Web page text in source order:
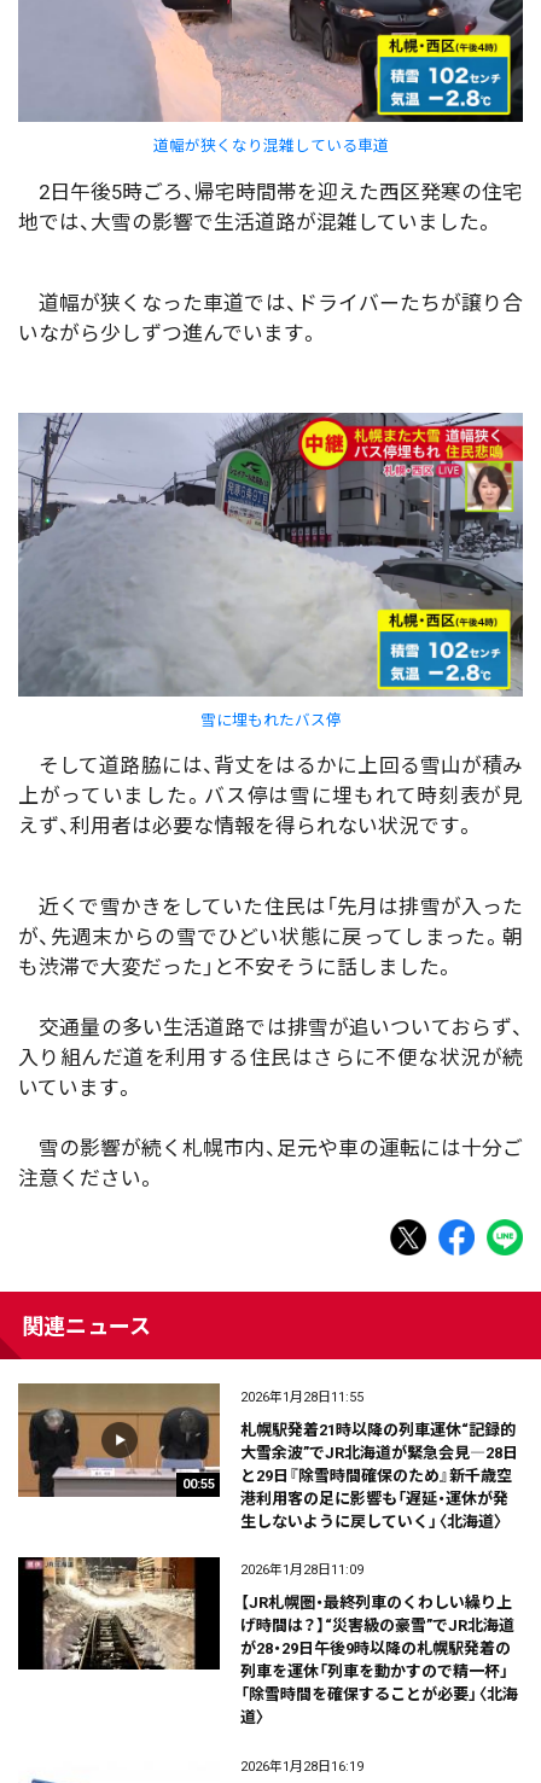
道幅が狭くなり混雑している車道
2日午後5時ごろ、帰宅時間帯を迎えた西区発寒の住宅
地では、大雪の影響で生活道路が混雑していました。
道幅が狭くなった車道では、ドライバーたちが譲り合
いながら少しずつ進んでいます。
雪に埋もれたバス停
そして道路脇には、背丈をはるかに上回る雪山が積み
上がっていました。バス停は雪に埋もれて時刻表が見
えず、利用者は必要な情報を得られない状況です。
近くで雪かきをしていた住民は「先月は排雪が入った
が、先週末からの雪でひどい状態に戻ってしまった。朝
も渋滞で大変だった」と不安そうに話しました。
交通量の多い生活道路では排雪が追いついておらず、
入り組んだ道を利用する住民はさらに不便な状況が続
いています。
雪の影響が続く札幌市内、足元や車の運転には十分ご
注意ください。
関連ニュース
00:55
2026年1月28日11:55
札幌駅発着21時以降の列車運休“記録的
大雪余波”でJR北海道が緊急会見―28日
と29日『除雪時間確保のため』新千歳空
港利用客の足に影響も「遅延・運休が発
生しないように戻していく」〈北海道〉
2026年1月28日11:09
【JR札幌圏・最終列車のくわしい繰り上
げ時間は？】“災害級の豪雪”でJR北海道
が28・29日午後9時以降の札幌駅発着の
列車を運休「列車を動かすので精一杯」
「除雪時間を確保することが必要」〈北海
道〉
2026年1月28日16:19